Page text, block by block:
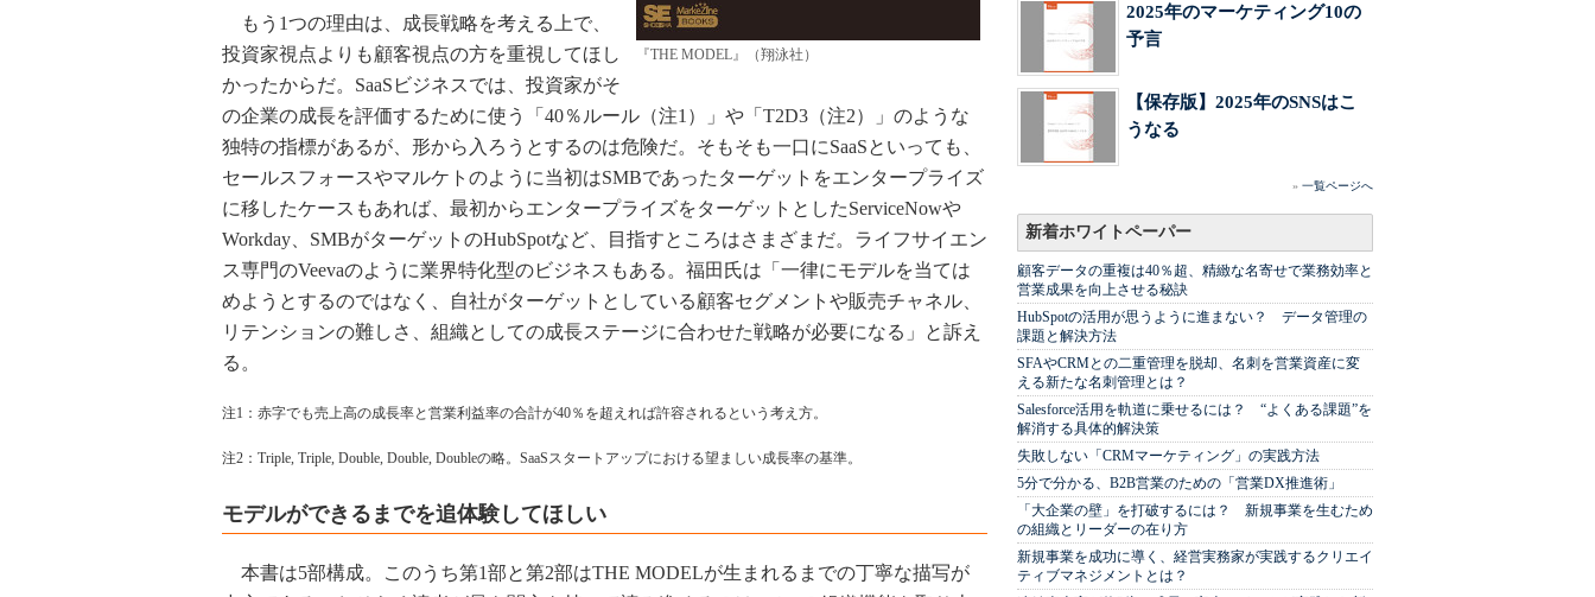
『THE MODEL』（翔泳社）
もう1つの理由は、成長戦略を考える上で、
投資家視点よりも顧客視点の方を重視してほし
かったからだ。SaaSビジネスでは、投資家がそ
の企業の成長を評価するために使う「40％ルール（注1）」や「T2D3（注2）」のような
独特の指標があるが、形から入ろうとするのは危険だ。そもそも一口にSaaSといっても、
セールスフォースやマルケトのように当初はSMBであったターゲットをエンタープライズ
に移したケースもあれば、最初からエンタープライズをターゲットとしたServiceNowや
Workday、SMBがターゲットのHubSpotなど、目指すところはさまざまだ。ライフサイエン
ス専門のVeevaのように業界特化型のビジネスもある。福田氏は「一律にモデルを当ては
めようとするのではなく、自社がターゲットとしている顧客セグメントや販売チャネル、
リテンションの難しさ、組織としての成長ステージに合わせた戦略が必要になる」と訴え
る。
注1：赤字でも売上高の成長率と営業利益率の合計が40％を超えれば許容されるという考え方。
注2：Triple, Triple, Double, Double, Doubleの略。SaaSスタートアップにおける望ましい成長率の基準。
モデルができるまでを追体験してほしい
本書は5部構成。このうち第1部と第2部はTHE MODELが生まれるまでの丁寧な描写が
2025年のマーケティング10の
予言
【保存版】2025年のSNSはこ
うなる
» 一覧ページへ
新着ホワイトペーパー
顧客データの重複は40％超、精緻な名寄せで業務効率と
営業成果を向上させる秘訣
HubSpotの活用が思うように進まない？ データ管理の
課題と解決方法
SFAやCRMとの二重管理を脱却、名刺を営業資産に変
える新たな名刺管理とは？
Salesforce活用を軌道に乗せるには？ “よくある課題”を
解消する具体的解決策
失敗しない「CRMマーケティング」の実践方法
5分で分かる、B2B営業のための「営業DX推進術」
「大企業の壁」を打破するには？ 新規事業を生むため
の組織とリーダーの在り方
新規事業を成功に導く、経営実務家が実践するクリエイ
ティブマネジメントとは？